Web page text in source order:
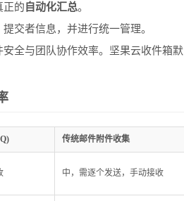
正的 自动化汇总。
交者信息，并进行统一管理。
全与团队协作效率。坚果云收件箱默
传统邮件附件收集
中，需逐个发送，手动接收